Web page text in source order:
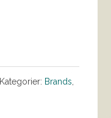
Kategorier: Brands